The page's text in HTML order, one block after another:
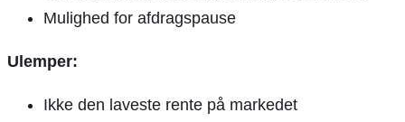
Mulighed for afdragspause
Ulemper:
Ikke den laveste rente på markedet